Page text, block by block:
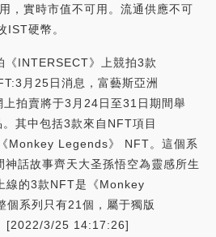
，實時市值不可用。流通供應不可
IST硬幣。
《INTERSECT》上競拍3款
月25日消息，富藝斯亞洲
上拍賣將于3月24日至31日期間舉
其中包括3款來自NFT項目
Monkey Legends》 NFT。這個系
話故事齊天大圣孫悟空為靈感所生
線的3款NFT是《Monkey
個系列只有21個，屬于獨版
[2022/3/25 14:17:26]